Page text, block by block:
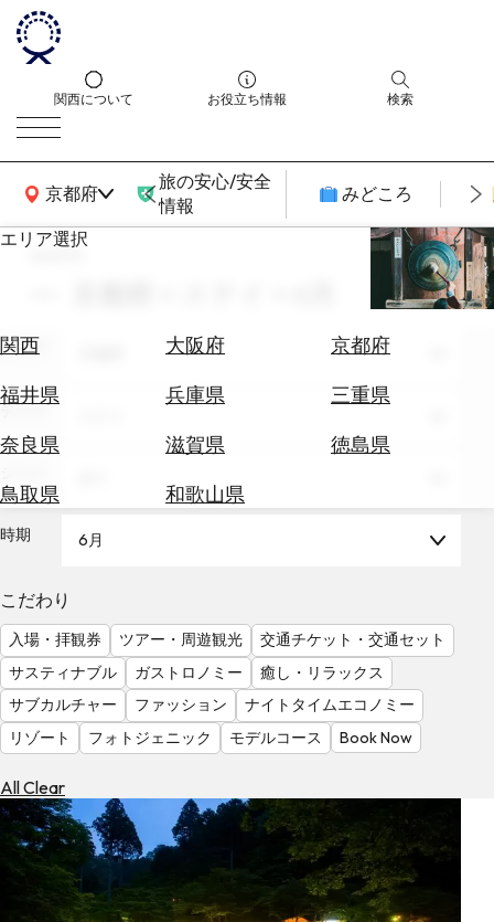
関西について お役立ち情報 検索
京都府
関西広域MAP
旅の安心/安全
情報
みどころ
エリア選択
関西 大阪府
京都府
福井県
兵庫県
三重県
奈良県
滋賀県
徳島県
鳥取県
和歌山県
エ
券
テ
を
調
べ
る
天
気
を
見
る
search
エリア
テーマ
時期 6月
こだわり
入場・拝観券 ツアー・周遊観光
交通チケット・交通セット
サスティナブル
ガストロノミー
癒し・リラックス
サブカルチャー
ファッション
ナイトタイムエコノミー
リゾート
フォトジェニック モデルコース Book Now
All Clear